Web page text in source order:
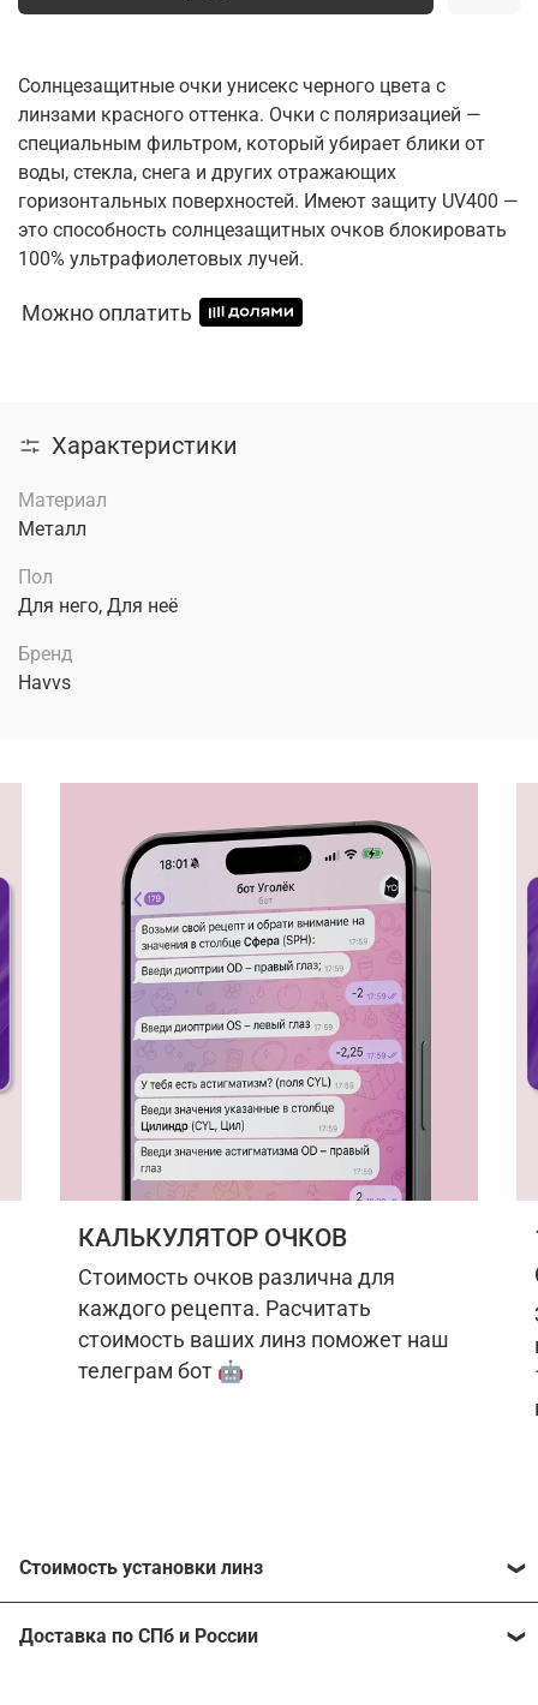
Солнцезащитные очки унисекс черного цвета с
линзами красного оттенка. Очки с поляризацией —
специальным фильтром, который убирает блики от
воды, стекла, снега и других отражающих
горизонтальных поверхностей. Имеют защиту UV400 —
это способность солнцезащитных очков блокировать
100% ультрафиолетовых лучей.
Можно оплатить
Характеристики
Материал
Металл
Пол
Для него, Для неё
Бренд
Havvs
КАЛЬКУЛЯТОР ОЧКОВ
Стоимость очков различна для
каждого рецепта. Расчитать
стоимость ваших линз поможет наш
телеграм бот 🤖
Стоимость установки линз
Расчитать стоимость ваших линз поможет
Доставка по СПб и России